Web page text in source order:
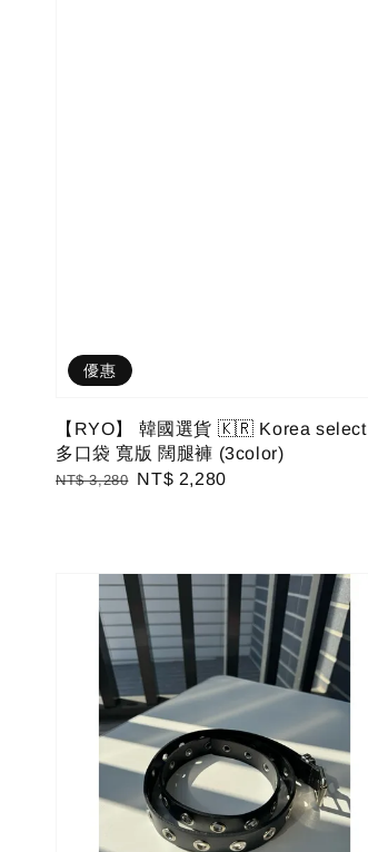
優惠
【RYO】 韓國選貨 🇰🇷 Korea select
多口袋 寬版 闊腿褲 (3color)
Regular
NT$ 3,280 Sale
NT$ 2,280